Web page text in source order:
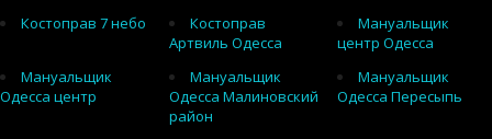
Костоправ 7 небо
Костоправ
Артвиль Одесса
Мануальщик
центр Одесса
Мануальщик
Одесса центр
Мануальщик
Одесса Малиновский
район
Мануальщик
Одесса Пересыпь